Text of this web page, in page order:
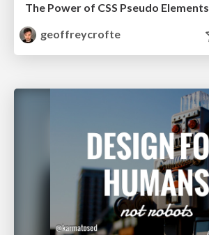
The Power of CSS Pseudo Elements
geoffreycrofte